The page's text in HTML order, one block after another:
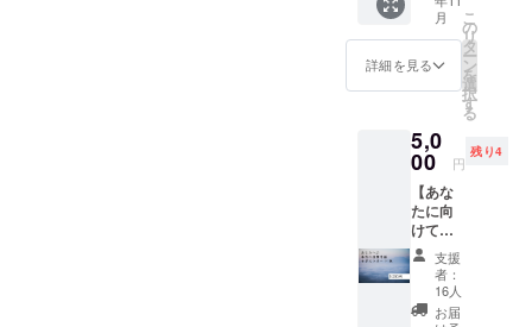
認をさ
せてい
ただき
ますの
しない
ように
いたし
ます。
ファン
にはた
まらな
いリ
場での
お渡し
になり
ます。
ぜひ、
お菓子
とコー
ヒーを
楽しみ
ながら
の高
かった6
作品を
ポスト
カード
お送り
しま
す。
飾って
もよ
し、手
紙にし
てもよ
しで
す！
月
詳細を見る
こ
の
リ
タ
ー
ン
を
選
択
す
る
5,0
00 円
残り4
【あな
たに向
けて本
気の手
紙を書
きま
す！】
支援
者：
16人
お届